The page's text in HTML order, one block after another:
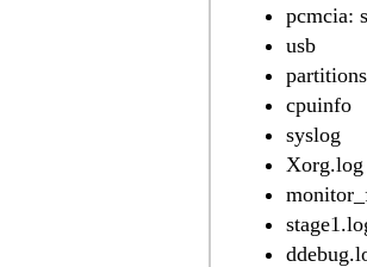
pcmcia:
usb
cpuinfo
syslog
Xorg.log